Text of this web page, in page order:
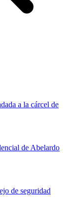
a la cárcel de
de Abelardo
de seguridad